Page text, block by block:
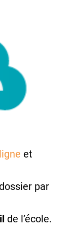
et
par
de l’école.